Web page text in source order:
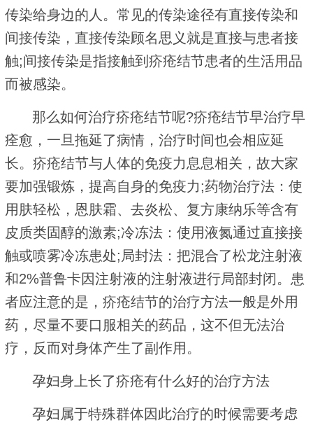
传染给身边的人。常见的传染途径有直接传染和
间接传染，直接传染顾名思义就是直接与患者接
触;间接传染是指接触到疥疮结节患者的生活用品
而被感染。
那么如何治疗疥疮结节呢?疥疮结节早治疗早
痊愈，一旦拖延了病情，治疗时间也会相应延
长。疥疮结节与人体的免疫力息息相关，故大家
要加强锻炼，提高自身的免疫力;药物治疗法：使
用肤轻松，恩肤霜、去炎松、复方康纳乐等含有
皮质类固醇的激素;冷冻法：使用液氮通过直接接
触或喷雾冷冻患处;局封法：把混合了松龙注射液
和2%普鲁卡因注射液的注射液进行局部封闭。患
者应注意的是，疥疮结节的治疗方法一般是外用
药，尽量不要口服相关的药品，这不但无法治
疗，反而对身体产生了副作用。
孕妇身上长了疥疮有什么好的治疗方法
孕妇属于特殊群体因此治疗的时候需要考虑